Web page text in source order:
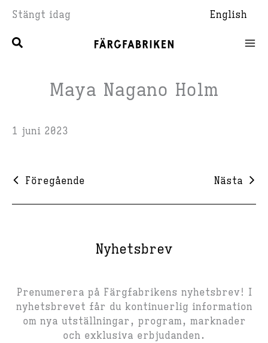
till
innehåll
Stängt idag English
Maya Nagano Holm
1 juni 2023
Föregående Nästa
Nyhetsbrev
Prenumerera på Färgfabrikens nyhetsbrev! I
nyhetsbrevet får du kontinuerlig information
om nya utställningar, program, marknader
och exklusiva erbjudanden.